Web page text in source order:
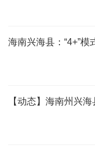
海南兴海县：“4+”
【动态】海南州兴